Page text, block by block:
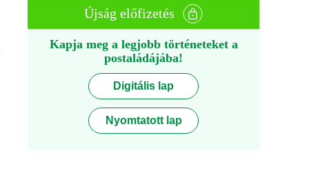
Újság előfizetés
Kapja meg a legjobb történeteket a
postaládájába!
Digitális lap
Nyomtatott lap